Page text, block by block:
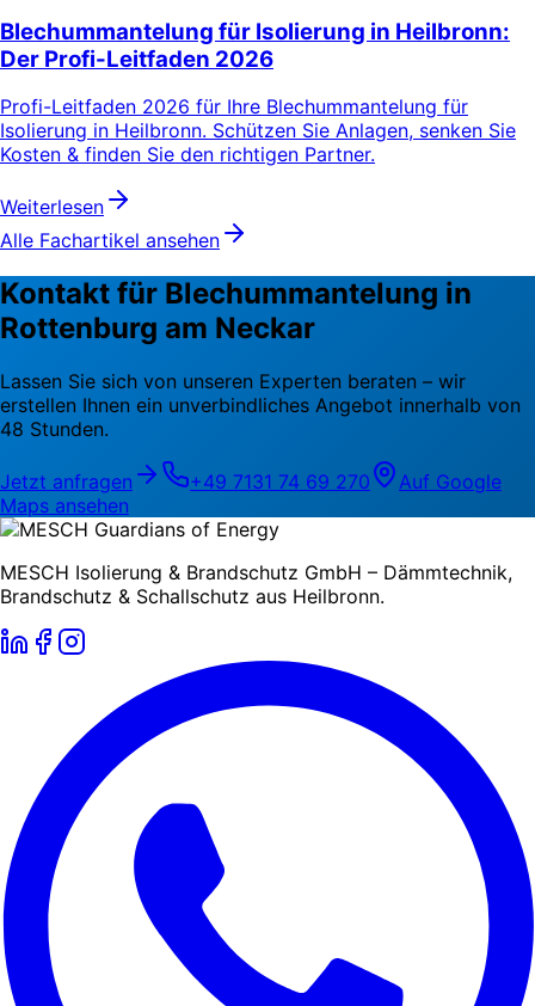
Blechummantelung für Isolierung in Heilbronn:
Der Profi-Leitfaden 2026
Profi-Leitfaden 2026 für Ihre Blechummantelung für
Isolierung in Heilbronn. Schützen Sie Anlagen, senken Sie
Kosten & finden Sie den richtigen Partner.
Weiterlesen
Alle Fachartikel ansehen
Kontakt für Blechummantelung in
Rottenburg am Neckar
Lassen Sie sich von unseren Experten beraten – wir
erstellen Ihnen ein unverbindliches Angebot innerhalb von
48 Stunden.
Jetzt anfragen +49 7131 74 69 270
Auf Google
Maps ansehen
MESCH Isolierung & Brandschutz GmbH – Dämmtechnik,
Brandschutz & Schallschutz aus Heilbronn.